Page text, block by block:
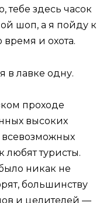
тебе здесь часок
шоп, а я пойду к
и охота.
в лавке одну.
проходе
высоких
любят туристы.
никак не
большинству
и целителей —